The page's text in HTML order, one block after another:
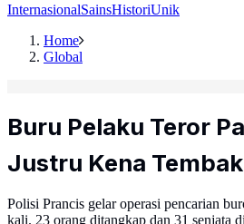
InternasionalSainsHistoriUnik
Home
Global
Buru Pelaku Teror
Justru Kena Tembak
Polisi Prancis gelar operasi pencarian
kali. 23 orang ditangkap dan 31 senjata